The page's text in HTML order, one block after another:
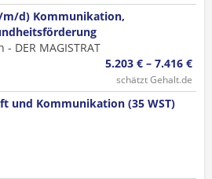
m/d) Kommunikation,
DER MAGISTRAT
5.203 € – 7.416 €
schätzt Gehalt.de
und Kommunikation (35 WST)